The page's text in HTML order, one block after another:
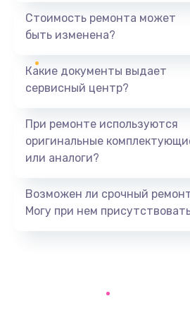
386 руб.
Замена заднего
Замена аккумулятора
Заказать
Стоимость ремонта может
быть изменена?
Какие документы выдает
сервисный центр?
При ремонте используются
оригинальные
или аналоги?
Возможен ли срочный
Могу при нем